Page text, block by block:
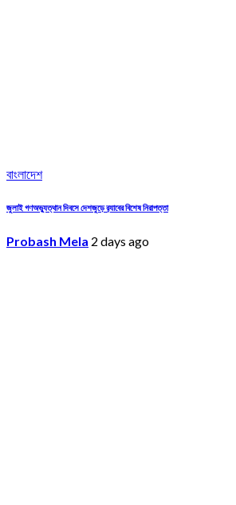
বাংলাদেশ
জুলাই গণঅভ্যুত্থান দিবসে দেশজুড়ে র‌্যাবের বিশেষ নিরাপত্তা
Probash Mela 2 days ago